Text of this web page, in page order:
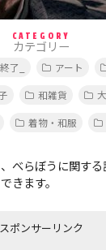
CATEGORY
カテゴリー
_終了_ アート
和雑貨
着物・和服
べらぼうに関す
きます。
スポンサーリンク